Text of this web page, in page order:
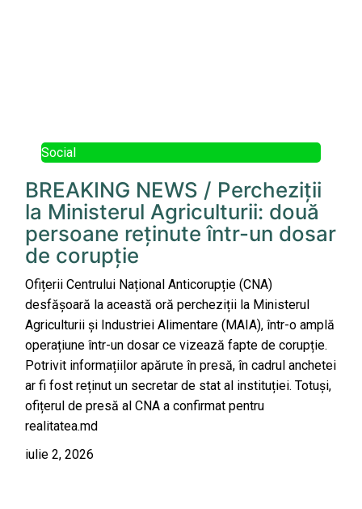
Social
BREAKING NEWS / Percheziții
la Ministerul Agriculturii: două
persoane reținute într-un dosar
de corupție
Ofițerii Centrului Național Anticorupție (CNA)
desfășoară la această oră percheziții la Ministerul
Agriculturii și Industriei Alimentare (MAIA), într-o amplă
operațiune într-un dosar ce vizează fapte de corupție.
Potrivit informațiilor apărute în presă, în cadrul anchetei
ar fi fost reținut un secretar de stat al instituției. Totuși,
ofițerul de presă al CNA a confirmat pentru
realitatea.md
iulie 2, 2026